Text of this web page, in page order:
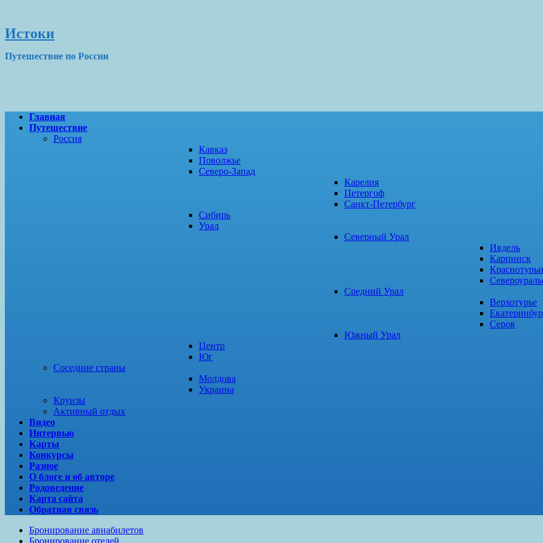
Истоки
Путешествие по России
Главная
Путешествие
Россия
Кавказ
Поволжье
Северо-Запад
Карелия
Петергоф
Санкт-Петербург
Сибирь
Урал
Северный Урал
Ивдель
Карпинск
Средний Урал
Верхотурье
Серов
Южный Урал
Центр
Юг
Соседние страны
Молдова
Украина
Круизы
Активный отдых
Видео
Интервью
Карты
Конкурсы
Разное
О блоге и об авторе
Родоведение
Карта сайта
Обратная связь
Бронирование авиабилетов
Бронирование отелей